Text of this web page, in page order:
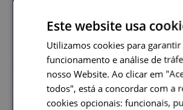
Este website usa
Utilizamos cookies para garantir
funcionamento e análise de
nosso Website. Ao clicar em
todos", está a concordar com a
cookies opcionais: funcionais,